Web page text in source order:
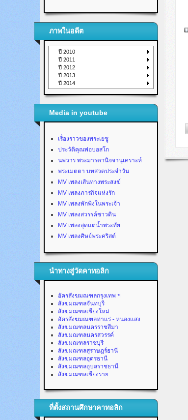
ภาพในอดีต
ปี 2010
ปี 2011
ปี 2012
ปี 2013
ปี 2014
Media in youtube
เรื่องราวของพระเยซู
ประวัติคุณพ่อบอสโก
นพวาร พระมารดานิจจานุเคราะห์
พระเมตตา บทสวดประจำวัน
MV เพลงเส้นทางพระสงฆ์
MV เพลงภารกิจแห่งรัก
MV เพลงพักพิงในพระเจ้า
MV เพลงสวรรค์ชาวดิน
MV เพลงสุดแต่น้ำพระทัย
MV เพลงศิษย์พระคริสต์
นำทางสู่วัดคาทอลิก
อัครสังฆมณฑลกรุงเทพ ฯ
สังฆมณฑลจันทบุรี
สังฆมณฑลเชียงใหม่
อัครสังฆมณฑลท่าแร่ - หนองแสง
สังฆมณฑลนครราชสีมา
สังฆมณฑลนครสวรรค์
สังฆมณฑลราชบุรี
สังฆมณฑลสุราษฎร์ธานี
สังฆมณฑลอุดรธานี
สังฆมณฑลอุบลราชธานี
สังฆมณฑลเชียงราย
ที่ตั้งสถานศึกษาคาทอลิก